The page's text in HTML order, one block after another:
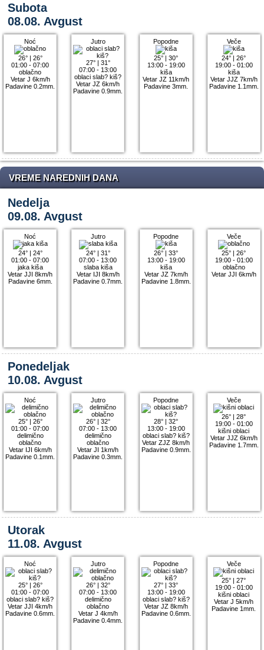
Subota
08.08. Avgust
Noć
26°| 26°
01:00 - 07:00
oblačno
Vetar J 6km/h
Padavine 0.2mm.
Jutro
27°| 31°
07:00 - 13:00
oblaci slab? kiš?
Vetar JZ 6km/h
Padavine 0.9mm.
Popodne
25° |30°
13:00 - 19:00
kiša
Vetar JZ 11km/h
Padavine 3mm.
Veče
24° |26°
19:00 - 01:00
kiša
Vetar JJZ 7km/h
Padavine 1.1mm.
VREME NAREDNIH DANA
Nedelja
09.08. Avgust
Noć
24°| 24°
01:00 - 07:00
jaka kiša
Vetar JJI 8km/h
Padavine 6mm.
Jutro
24°| 31°
07:00 - 13:00
slaba kiša
Vetar IJI 8km/h
Padavine 0.7mm.
Popodne
26° |33°
13:00 - 19:00
kiša
Vetar JZ 7km/h
Padavine 1.8mm.
Veče
25° |26°
19:00 - 01:00
oblačno
Vetar JJI 6km/h
Ponedeljak
10.08. Avgust
Noć
25°| 26°
01:00 - 07:00
delimično
oblačno
Vetar IJI 6km/h
Padavine 0.1mm.
Jutro
26°| 32°
07:00 - 13:00
delimično
oblačno
Vetar JI 1km/h
Padavine 0.3mm.
Popodne
28° |32°
13:00 - 19:00
oblaci slab? kiš?
Vetar ZJZ 8km/h
Padavine 0.9mm.
Veče
26° |28°
19:00 - 01:00
kišni oblaci
Vetar JJZ 6km/h
Padavine 1.7mm.
Utorak
11.08. Avgust
Noć
25°| 26°
01:00 - 07:00
oblaci slab? kiš?
Vetar JJI 4km/h
Padavine 0.6mm.
Jutro
26°| 32°
07:00 - 13:00
delimično
oblačno
Vetar J 4km/h
Padavine 0.4mm.
Popodne
27° |33°
13:00 - 19:00
oblaci slab? kiš?
Vetar JZ 8km/h
Padavine 0.6mm.
Veče
25° |27°
19:00 - 01:00
kišni oblaci
Vetar J 5km/h
Padavine 1mm.